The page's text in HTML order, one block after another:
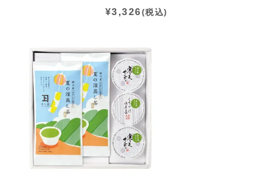
¥3,326(税込)